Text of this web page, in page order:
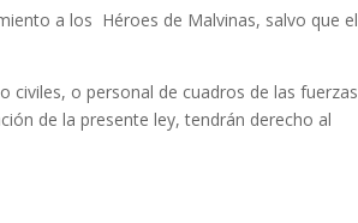
a los Héroes de Malvinas, salvo que el
civiles, o personal de cuadros de las fuerzas
de la presente ley, tendrán derecho al